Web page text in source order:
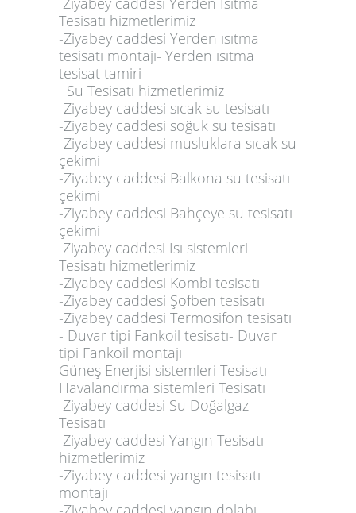
Tesisatı hizmetlerimiz
-Ziyabey caddesi Yerden ısıtma
tesisatı montajı- Yerden ısıtma
tesisat tamiri
Su Tesisatı hizmetlerimiz
-Ziyabey caddesi sıcak su tesisatı
-Ziyabey caddesi soğuk su tesisatı
-Ziyabey caddesi musluklara sıcak su
çekimi
-Ziyabey caddesi Balkona su tesisatı
çekimi
-Ziyabey caddesi Bahçeye su tesisatı
çekimi
Ziyabey caddesi Isı sistemleri
Tesisatı hizmetlerimiz
-Ziyabey caddesi Kombi tesisatı
-Ziyabey caddesi Şofben tesisatı
-Ziyabey caddesi Termosifon tesisatı
- Duvar tipi Fankoil tesisatı- Duvar
tipi Fankoil montajı
Güneş Enerjisi sistemleri Tesisatı
Havalandırma sistemleri Tesisatı
Ziyabey caddesi Su Doğalgaz
Tesisatı
Ziyabey caddesi Yangın Tesisatı
hizmetlerimiz
-Ziyabey caddesi yangın tesisatı
montajı